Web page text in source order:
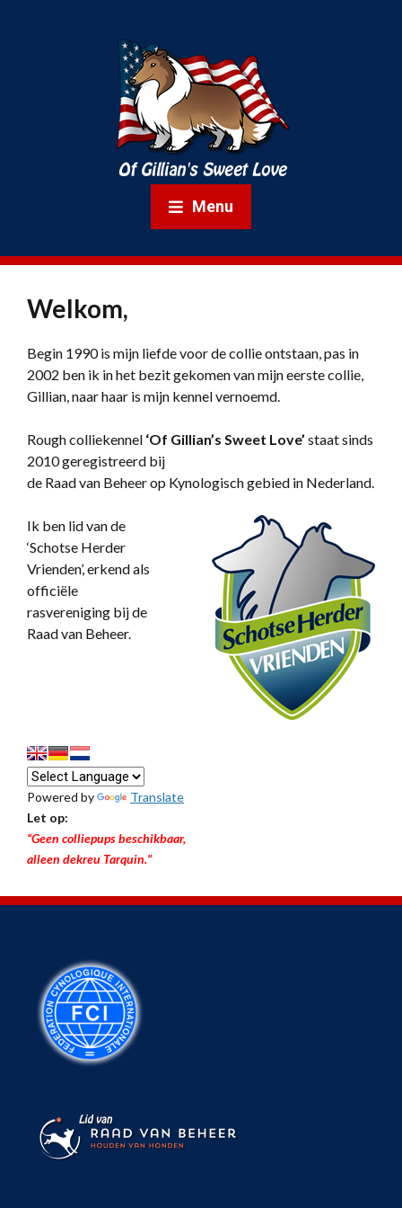
Menu
Welkom,
Begin 1990 is mijn liefde voor de collie ontstaan, pas in
2002 ben ik in het bezit gekomen van mijn eerste collie,
Gillian, naar haar is mijn kennel vernoemd.
Rough colliekennel ‘Of Gillian’s Sweet Love’ staat sinds
2010 geregistreerd bij
de Raad van Beheer op Kynologisch gebied in Nederland.
Ik ben lid van de
‘Schotse Herder
Vrienden’, erkend als
officiële
rasvereniging bij de
Raad van Beheer.
Powered by
Translate
Let op:
“Geen colliepups beschikbaar,
alleen dekreu Tarquin.”